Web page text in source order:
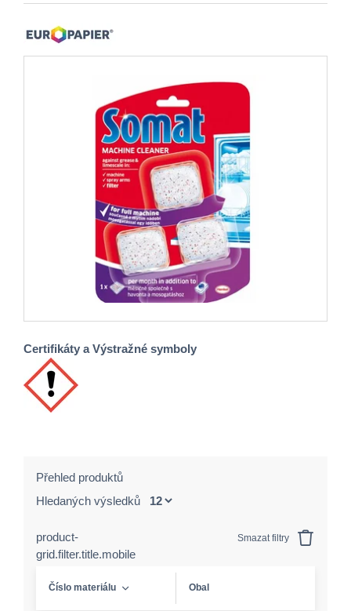
Certifikáty a Výstražné symboly
Přehled produktů
Hledaných výsledků
product-
grid.filter.title.mobile
Smazat filtry
Číslo materiálu Obal